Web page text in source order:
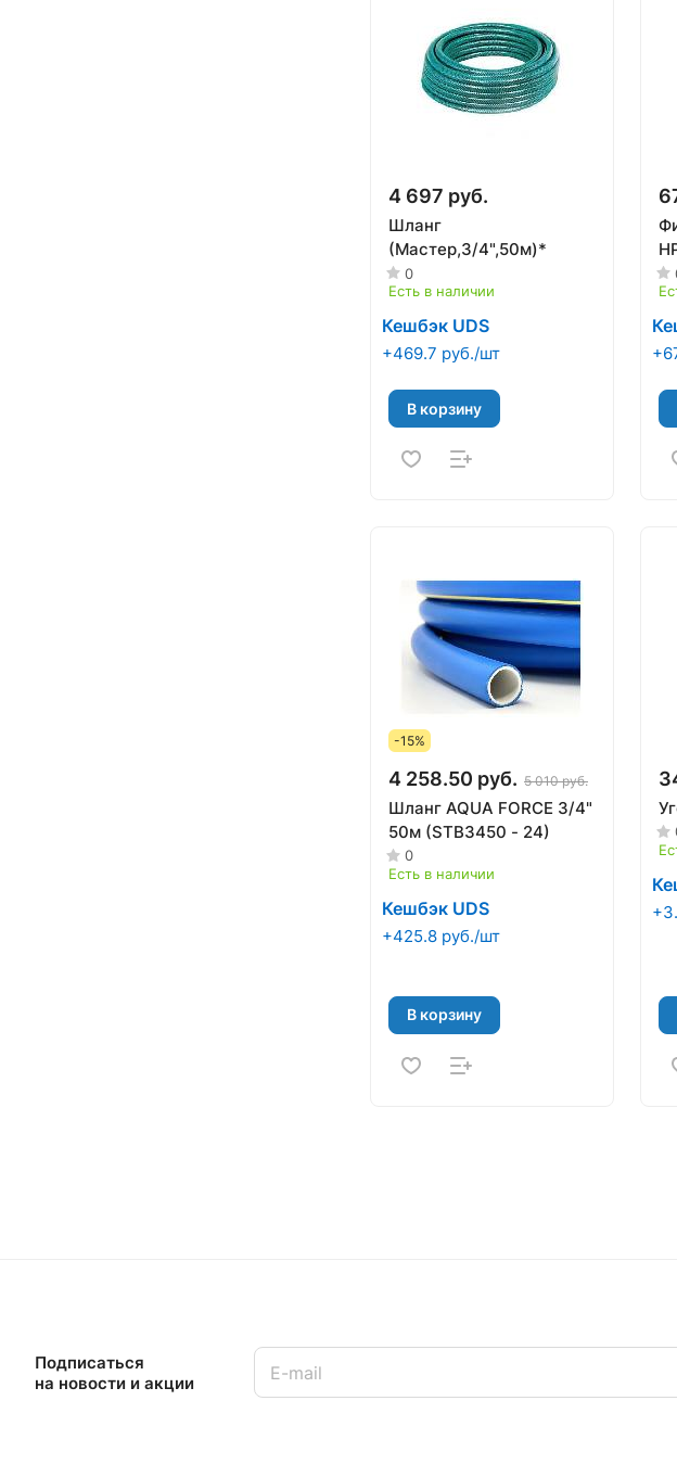
4 697 руб.
Шланг
(Мастер,3/4",50м)*
0
Есть в наличии
Кешбэк UDS
+469.7 руб./шт
В корзину
-15%
4 258.50 руб. 5 010 руб.
Шланг AQUA FORCE 3/4"
50м (STB3450 - 24)
0
Есть в наличии
Кешбэк UDS
+425.8 руб./шт
В корзину
Подписаться
на новости и акции